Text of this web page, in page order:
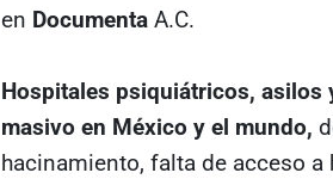
en Documenta A.C.
Hospitales psiquiátricos,
masivo en México y el mundo,
hacinamiento, falta de acceso